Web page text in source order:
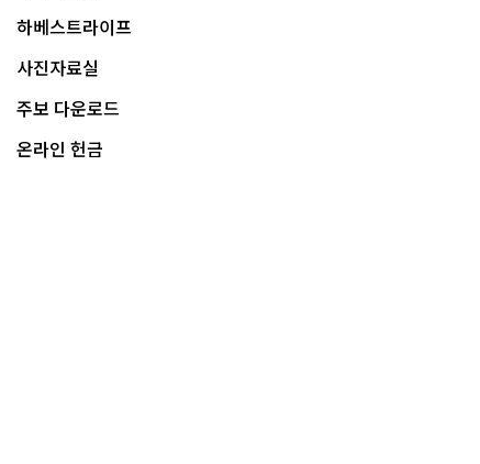
하베스트라이프
사진자료실
주보 다운로드
온라인 헌금